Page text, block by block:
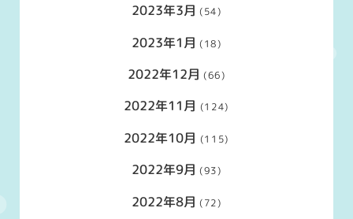
2023年3月 (54)
2023年1月 (18)
2022年12月 (66)
2022年11月 (124)
2022年10月 (115)
2022年9月 (93)
2022年8月 (72)